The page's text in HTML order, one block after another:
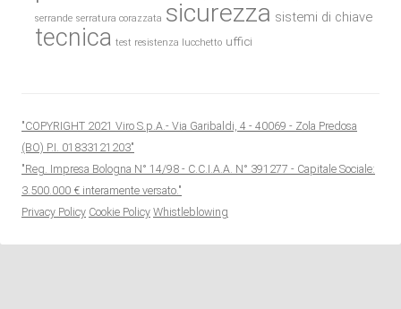
serrande serratura corazzata sicurezza sistemi di chiave
tecnica test resistenza lucchetto uffici
"COPYRIGHT 2021 Viro S.p.A.- Via Garibaldi, 4 - 40069 - Zola Predosa
(BO) P.I. 01833121203"
"Reg. Impresa Bologna N° 14/98 - C.C.I.A.A. N° 391277 - Capitale Sociale:
3.500.000 € interamente versato."
Privacy Policy Cookie Policy Whistleblowing